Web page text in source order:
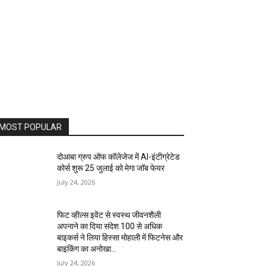
POPULAR
दोआबा ग्रुप ऑफ कॉलेजेज में AI-इंटीग्रेटेड
कोर्स शुरू 25 जुलाई को मेगा जॉब फेयर
July 24, 2026
फिट व्हील्स इवेंट से स्वस्थ जीवनशैली
अपनाने का दिया संदेश 100 से अधिक
बाइकर्स ने लिया हिस्सा मोहाली में फिटनेस और
बाइकिंग का अनोखा...
July 24, 2026